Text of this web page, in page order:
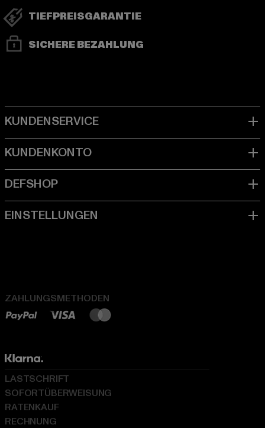
TIEFPREISGARANTIE
SICHERE BEZAHLUNG
ZAHLUNGSMETHODEN
LASTSCHRIFT
SOFORTÜBERWEISUNG
RATENKAUF
RECHNUNG